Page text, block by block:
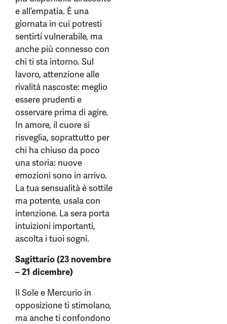
e all’empatia. È una
giornata in cui potresti
sentirti vulnerabile, ma
anche più connesso con
chi ti sta intorno. Sul
lavoro, attenzione alle
rivalità nascoste: meglio
essere prudenti e
osservare prima di agire.
In amore, il cuore si
risveglia, soprattutto per
chi ha chiuso da poco
una storia: nuove
emozioni sono in arrivo.
La tua sensualità è sottile
ma potente, usala con
intenzione. La sera porta
intuizioni importanti,
ascolta i tuoi sogni.
Sagittario (23 novembre
– 21 dicembre)
Il Sole e Mercurio in
opposizione ti stimolano,
ma anche ti confondono